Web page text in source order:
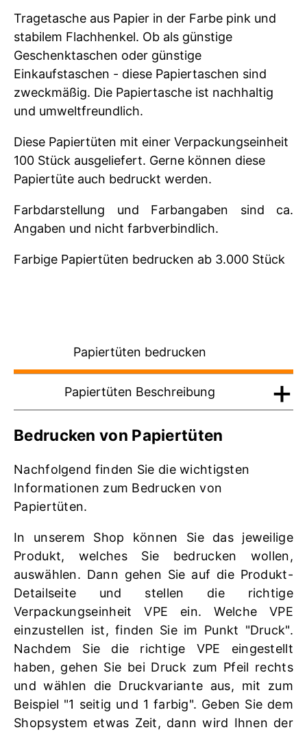
Tragetasche aus Papier in der Farbe pink und
stabilem Flachhenkel. Ob als günstige
Geschenktaschen oder günstige
Einkaufstaschen - diese Papiertaschen sind
zweckmäßig. Die Papiertasche ist nachhaltig
und umweltfreundlich.
Diese Papiertüten mit einer Verpackungseinheit
100 Stück ausgeliefert. Gerne können diese
Papiertüte auch bedruckt werden.
Farbdarstellung und Farbangaben sind ca.
Angaben und nicht farbverbindlich.
Farbige Papiertüten bedrucken ab 3.000 Stück
Papiertüten bedrucken
Papiertüten Beschreibung
Bedrucken von Papiertüten
Nachfolgend finden Sie die wichtigsten
Informationen zum Bedrucken von
Papiertüten.
In unserem Shop können Sie das jeweilige
Produkt, welches Sie bedrucken wollen,
auswählen. Dann gehen Sie auf die Produkt-
Detailseite und stellen die richtige
Verpackungseinheit VPE ein. Welche VPE
einzustellen ist, finden Sie im Punkt "Druck".
Nachdem Sie die richtige VPE eingestellt
haben, gehen Sie bei Druck zum Pfeil rechts
und wählen die Druckvariante aus, mit zum
Beispiel "1 seitig und 1 farbig". Geben Sie dem
Shopsystem etwas Zeit, dann wird Ihnen der